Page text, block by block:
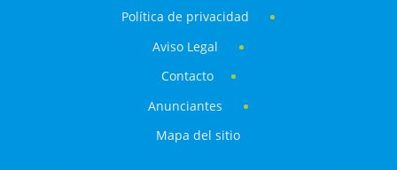
Política de privacidad
Aviso Legal
Contacto
Anunciantes
Mapa del sitio